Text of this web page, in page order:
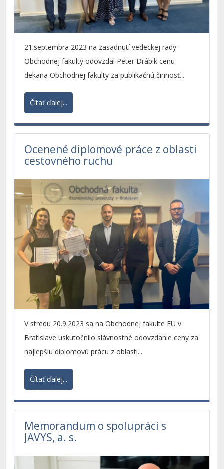
21.septembra 2023 na zasadnutí vedeckej rady
Obchodnej fakulty odovzdal Peter Drábik cenu
dekana Obchodnej fakulty za publikačnú činnosť...
Čítať ďalej...
Ocenené diplomové práce z oblasti
cestovného ruchu
V stredu 20.9.2023 sa na Obchodnej fakulte EU v
Bratislave uskutočnilo slávnostné odovzdanie ceny za
najlepšiu diplomovú prácu z oblasti...
Čítať ďalej...
Memorandum o spolupráci s
JAVYS, a. s.